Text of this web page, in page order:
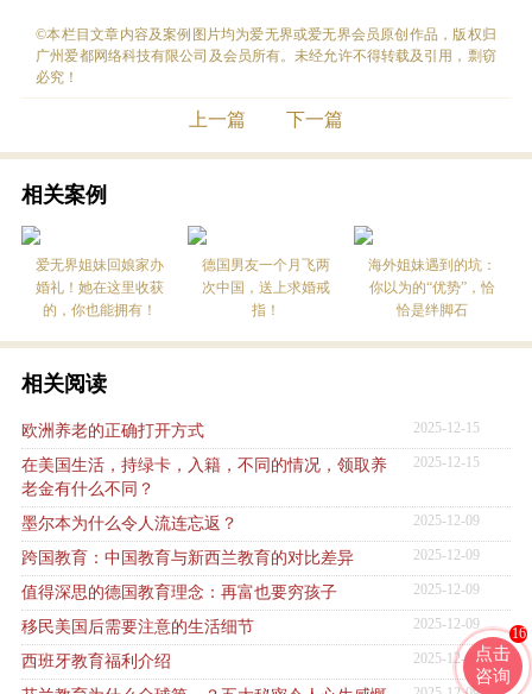
©本栏目文章内容及案例图片均为爱无界或爱无界会员原创作品，版权归
广州爱都网络科技有限公司及会员所有。未经允许不得转载及引用，剽窃
必究！
上一篇 下一篇
相关案例
爱无界姐妹回娘家办
婚礼！她在这里收获
的，你也能拥有！
德国男友一个月飞两
次中国，送上求婚戒
指！
海外姐妹遇到的坑：
你以为的“优势”，恰
恰是绊脚石
相关阅读
欧洲养老的正确打开方式 2025-12-15
在美国生活，持绿卡，入籍，不同的情况，领取养
老金有什么不同？
2025-12-15
墨尔本为什么令人流连忘返？ 2025-12-09
跨国教育：中国教育与新西兰教育的对比差异 2025-12-09
值得深思的德国教育理念：再富也要穷孩子 2025-12-09
移民美国后需要注意的生活细节 2025-12-09
西班牙教育福利介绍 2025-12-09点击
咨询
16